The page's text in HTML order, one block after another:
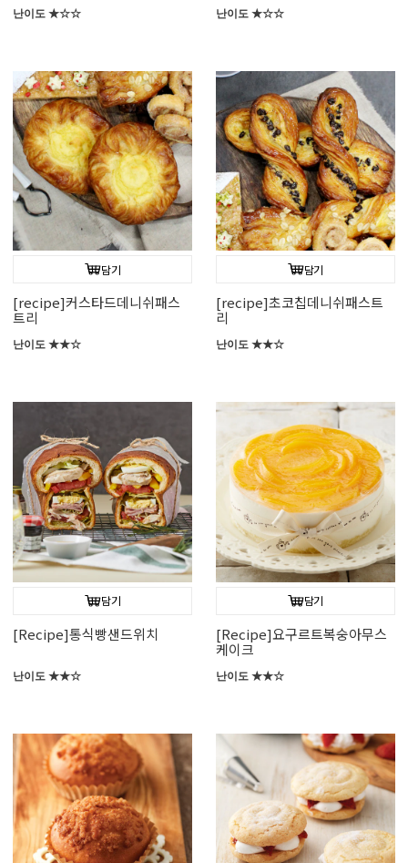
난이도 ★☆☆ 난이도 ★☆☆
담기
[recipe]커스타드데니쉬패스
트리
난이도 ★★☆
담기
[recipe]초코칩데니쉬패스트
리
난이도 ★★☆
담기
[Recipe]통식빵샌드위치
난이도 ★★☆
담기
[Recipe]요구르트복숭아무스
케이크
난이도 ★★☆